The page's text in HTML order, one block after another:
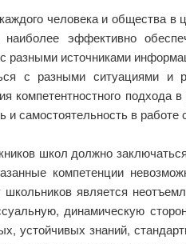
человека и общества
эффективно
разными источниками
с разными ситуациями и
подхода
и самостоятельность в
школ должно
компетенции
является
динамическую
устойчивых знаний,